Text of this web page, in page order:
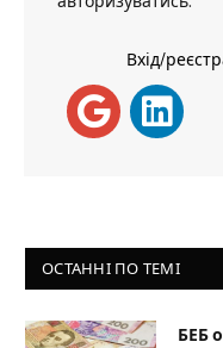
Вхід/
ОСТАННІ ПО ТЕМІ
БЕБ